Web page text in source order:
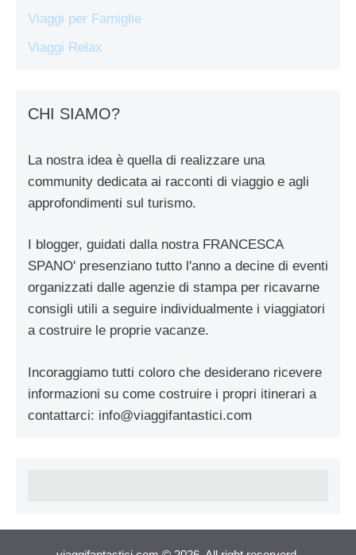
Viaggi per Famiglie
Viaggi Relax
CHI SIAMO?
La nostra idea è quella di realizzare una
community dedicata ai racconti di viaggio e agli
approfondimenti sul turismo.
I blogger, guidati dalla nostra FRANCESCA
SPANO' presenziano tutto l'anno a decine di eventi
organizzati dalle agenzie di stampa per ricavarne
consigli utili a seguire individualmente i viaggiatori
a costruire le proprie vacanze.
Incoraggiamo tutti coloro che desiderano ricevere
informazioni su come costruire i propri itinerari a
contattarci: info@viaggifantastici.com